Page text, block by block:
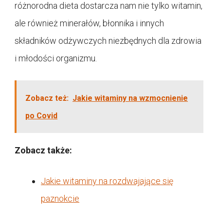
różnorodna dieta dostarcza nam nie tylko witamin,
ale również minerałów, błonnika i innych
składników odżywczych niezbędnych dla zdrowia
i młodości organizmu.
Zobacz też: Jakie witaminy na wzmocnienie
po Covid
Zobacz także:
Jakie witaminy na rozdwajające się
paznokcie